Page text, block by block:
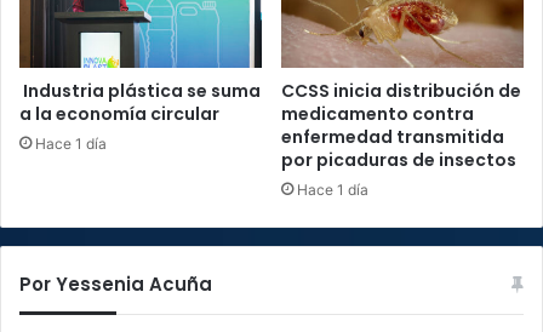
Industria plástica se suma
a la economía circular
Hace 1 día
CCSS inicia distribución de
medicamento contra
enfermedad transmitida
por picaduras de insectos
Hace 1 día
Por Yessenia Acuña